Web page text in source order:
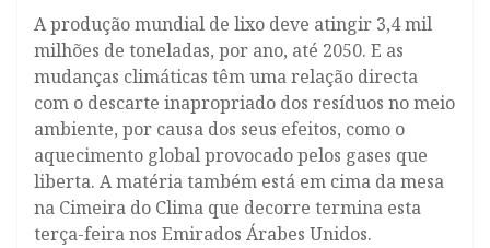
A produção mundial de lixo deve atingir 3,4 mil
milhões de toneladas, por ano, até 2050. E as
mudanças climáticas têm uma relação directa
com o descarte inapropriado dos resíduos no meio
ambiente, por causa dos seus efeitos, como o
aquecimento global provocado pelos gases que
liberta. A matéria também está em cima da mesa
na Cimeira do Clima que decorre termina esta
terça-feira nos Emirados Árabes Unidos.